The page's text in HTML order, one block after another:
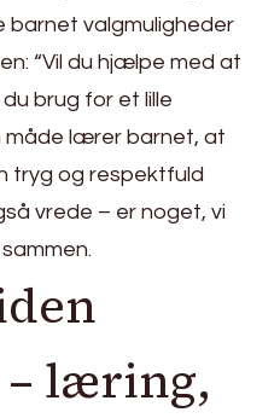
valgmuligheder
“Vil du hjælpe med at
brug for et lille
måde lærer barnet, at
tryg og respektfuld
vrede – er noget, vi
læring,